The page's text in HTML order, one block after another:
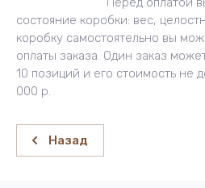
состояние коробки: вес,
коробку самостоятельно вы
оплаты заказа. Один заказ
10 позиций и его стоимость не
000 р.
Назад